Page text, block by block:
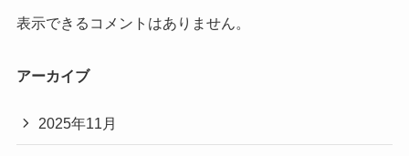
表示できるコメントはありません。
アーカイブ
2025年11月